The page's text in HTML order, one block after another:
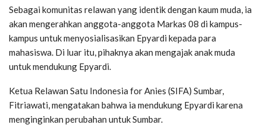
Sebagai komunitas relawan yang identik dengan kaum muda, ia
akan mengerahkan anggota-anggota Markas 08 di kampus-
kampus untuk menyosialisasikan Epyardi kepada para
mahasiswa. Di luar itu, pihaknya akan mengajak anak muda
untuk mendukung Epyardi.
Ketua Relawan Satu Indonesia for Anies (SIFA) Sumbar,
Fitriawati, mengatakan bahwa ia mendukung Epyardi karena
menginginkan perubahan untuk Sumbar.